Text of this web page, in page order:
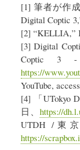
[1] 筆者が作
Digital Coptic
[2] “KELLIA,”
[3] Digital
Coptic 3 -
https://
YouTube,
[4] 「UTokyo
日、https://
UTDH /東
https://